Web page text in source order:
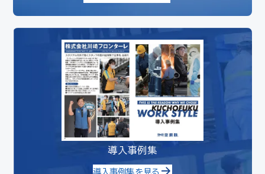
導入事例集
導入事例集を見る